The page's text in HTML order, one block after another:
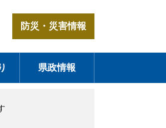
防災・災害情報
県政情報